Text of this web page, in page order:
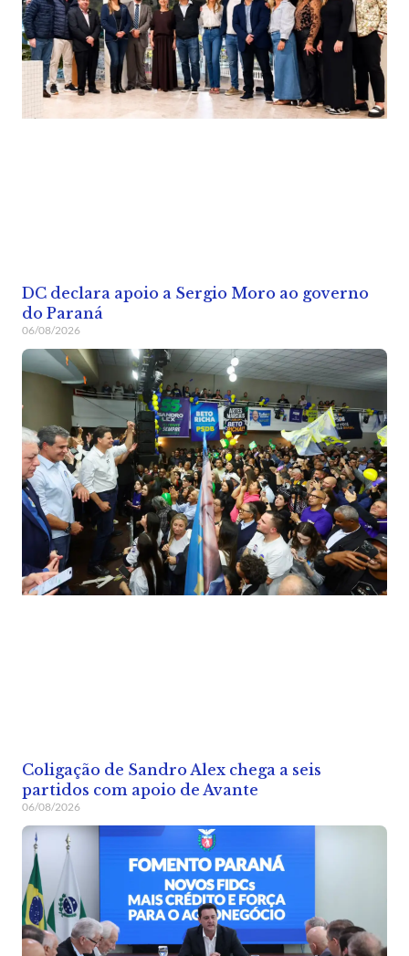
DC declara apoio a Sergio Moro ao governo
do Paraná
06/08/2026
Coligação de Sandro Alex chega a seis
partidos com apoio de Avante
06/08/2026